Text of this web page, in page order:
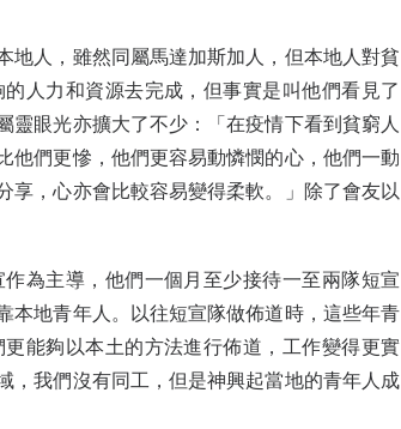
地人，雖然同屬馬達加斯加人，但本地人對貧
人力和資源去完成，但事實是叫他們看見了
靈眼光亦擴大了不少：「在疫情下看到貧窮人
他們更慘，他們更容易動憐憫的心，他們一動
享，心亦會比較容易變得柔軟。」除了會友以
為主導，他們一個月至少接待一至兩隊短宣
本地青年人。以往短宣隊做佈道時，這些年青
能夠以本土的方法進行佈道，工作變得更實
，我們沒有同工，但是神興起當地的青年人成